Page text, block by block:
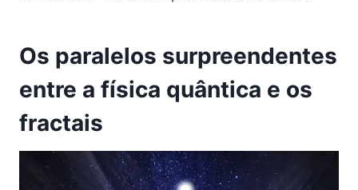
Os paralelos surpreendentes
entre a física quântica e os
fractais